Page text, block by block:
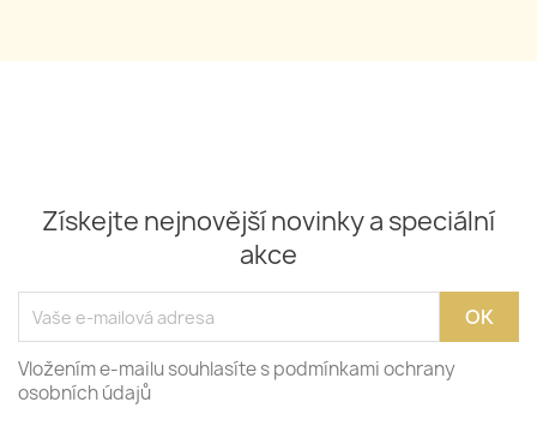
Získejte nejnovější novinky a speciální
akce
Vložením e-mailu souhlasíte s podmínkami ochrany
osobních údajů